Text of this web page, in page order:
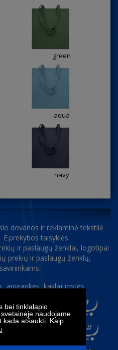
bei tinklalapio
naudojame
kada atšaukti. Kaip
green
aqua
navy
dovanos ir reklaminė tekstilė
E.prekybos taisyklės
ir paslaugų ženklai, logotipai
prekių ir paslaugų ženklų,